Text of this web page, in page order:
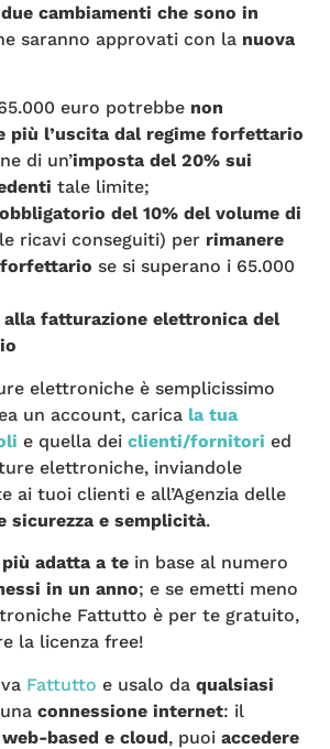
due cambiamenti che sono in
saranno approvati con la nuova
euro potrebbe non
più l’uscita dal regime forfettario
di un’imposta del 20% sui
tale limite;
del 10% del volume di
ricavi conseguiti) per rimanere
se si superano i 65.000
alla fatturazione elettronica del
elettroniche è semplicissimo
un account, carica la tua
e quella dei clienti/fornitori ed
elettroniche, inviandole
ai tuoi clienti e all’Agenzia delle
sicurezza e semplicità.
adatta a te in base al numero
in un anno; e se emetti meno
Fattutto è per te gratuito,
la licenza free!
Fattutto e usalo da qualsiasi
connessione internet: il
web-based e cloud, puoi accedere